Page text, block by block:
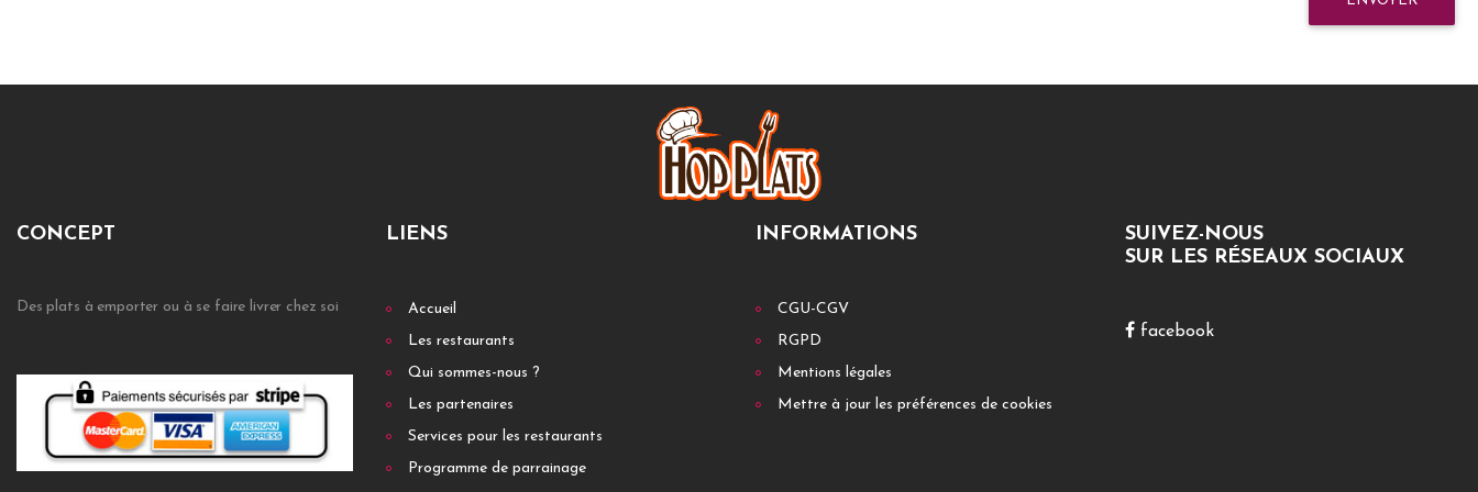
CONCEPT
Des plats à emporter ou à se faire livrer chez soi
LIENS
Accueil
Les restaurants
Qui sommes-nous ?
Les partenaires
Services pour les restaurants
Programme de parrainage
INFORMATIONS
CGU-CGV
RGPD
Mentions légales
Mettre à jour les préférences de cookies
SUIVEZ-NOUS
SUR LES RÉSEAUX SOCIAUX
facebook